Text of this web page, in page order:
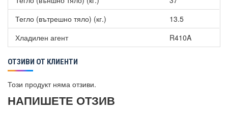
Тегло (вътрешно тяло) (кг.)
13.5
Хладилен агент
R410A
ОТЗИВИ ОТ КЛИЕНТИ
Този продукт няма отзиви.
НАПИШЕТЕ ОТЗИВ